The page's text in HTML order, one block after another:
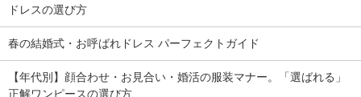
ドレスの選び方
春の結婚式・お呼ばれドレス パーフェクトガイド
【年代別】顔合わせ・お見合い・婚活の服装マナー。「選ばれる」
正解ワンピースの選び方